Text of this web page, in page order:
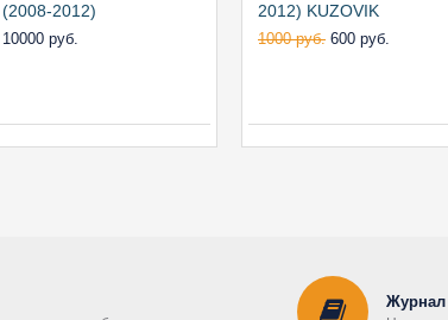
(2008-2012)
10000 руб.
2012) KUZOVIK
1000 руб. 600 руб.
Журнал